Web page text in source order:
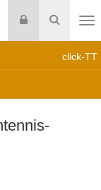
Suche
Login
click-TT